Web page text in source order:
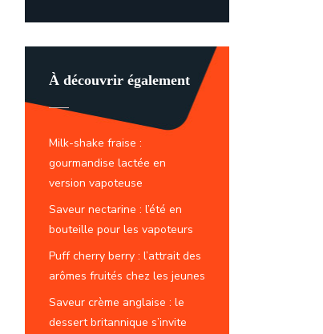
À découvrir également
Milk-shake fraise :
gourmandise lactée en
version vapoteuse
Saveur nectarine : l’été en
bouteille pour les vapoteurs
Puff cherry berry : l’attrait des
arômes fruités chez les jeunes
Saveur crème anglaise : le
dessert britannique s’invite